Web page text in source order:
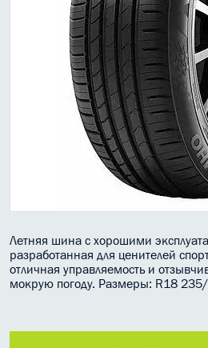
Летняя шина с хорошими
разработанная для ценителей
отличная управляемость и
мокрую погоду. Размеры: R18